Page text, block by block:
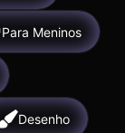
Para Meninos
Desenho